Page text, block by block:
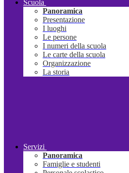
Scuola
Panoramica
Presentazione
I luoghi
Le persone
I numeri della scuola
Le carte della scuola
Organizzazione
La storia
Servizi
Panoramica
Famiglie e studenti